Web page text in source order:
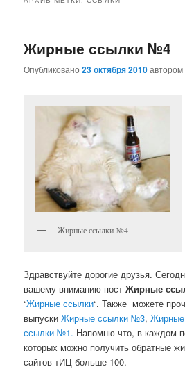
Жирные ссылки №4
Опубликовано23 октября 2010автором
Жирные ссылки №4
Здравствуйте дорогие друзья.
вашему вниманию постЖирные
“Жирные ссылки“. Также можете
выпускиЖирные ссылки №3,
ссылки №1. Напомню что, в каждом
которых можно получить обратные
сайтов тИЦ больше 100.